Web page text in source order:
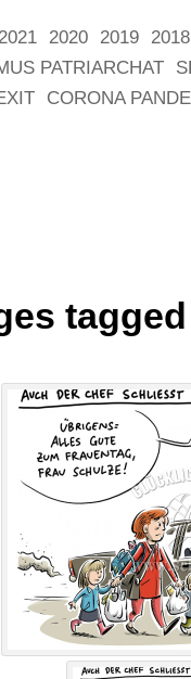
2021 2020 2019 2018
PATRIARCHAT
CORONA